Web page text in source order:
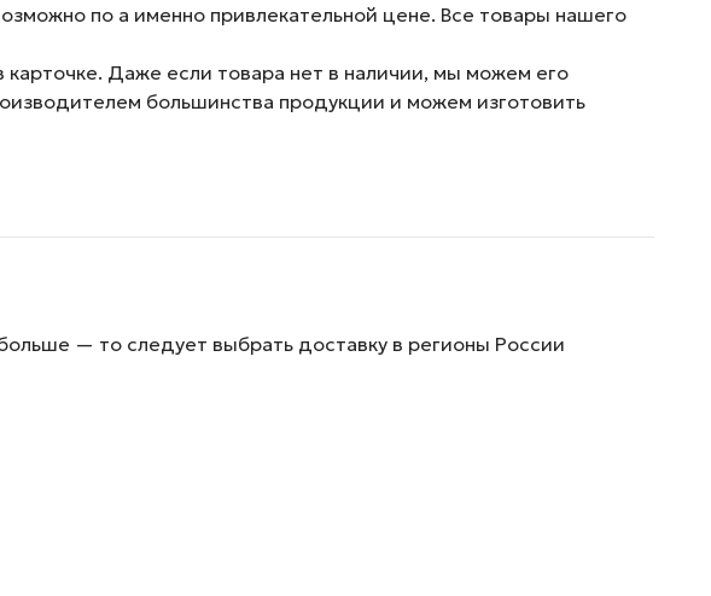
по а именно привлекательной цене. Все товары нашего
Даже если товара нет в наличии, мы можем его
большинства продукции и можем изготовить
— то следует выбрать доставку в регионы России